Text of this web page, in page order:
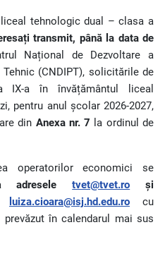
tehnologic dual – clasa a
transmit, până la data de
Național de Dezvoltare a
(CNDIPT), solicitările de
IX-a în învățământul liceal
pentru anul școlar 2026-2027,
din Anexa nr. 7 la ordinul de
operatorilor economici se
laadreseletvet@tvet.ro și
luiza.cioara@isj.hd.edu.ro cu
în calendarul mai sus